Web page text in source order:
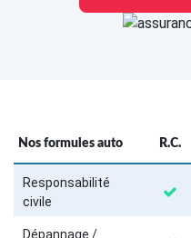
Nos formules auto R.C.
Responsabilité
civile
Dépannage /